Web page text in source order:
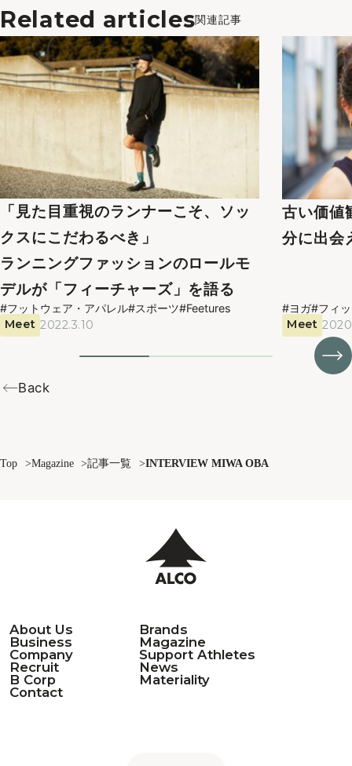
関連記事
「見た目重視のランナーこそ、ソッ
クスにこだわるべき」
ランニングファッションのロールモ
デルが「フィーチャーズ」を語る
#フットウェア・アパレル#スポーツ#Feetures
Meet 2022.3.10
古い価値
分に出会
#ヨガ#フィ
Meet
Back
Top Magazine 記事一覧 INTERVIEW MIWA OBA
About Us
Brands
Business
Magazine
Company
Support Athletes
Recruit
News
B Corp
Materiality
Contact